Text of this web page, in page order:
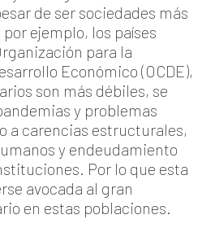
de ser sociedades más
ejemplo, los países
para la
Económico (OCDE),
son más débiles, se
y problemas
a carencias estructurales,
y endeudamiento
Por lo que esta
avocada al gran
en estas poblaciones.